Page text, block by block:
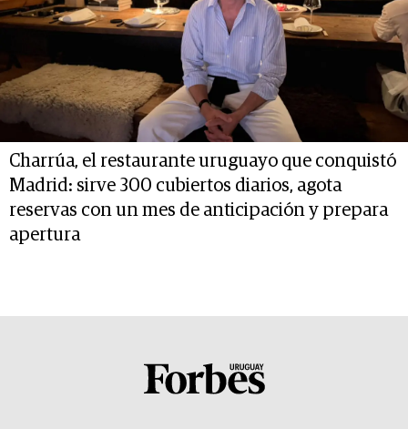
Charrúa, el restaurante uruguayo que conquistó
Madrid: sirve 300 cubiertos diarios, agota
reservas con un mes de anticipación y prepara
apertura